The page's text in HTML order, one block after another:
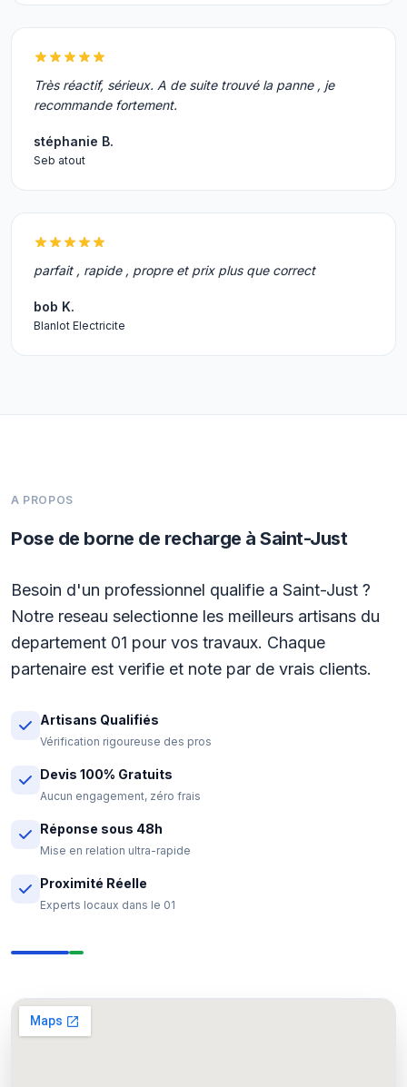
Très réactif, sérieux. A de suite trouvé la panne , je
recommande fortement.
stéphanie B.
Seb atout
parfait , rapide , propre et prix plus que correct
bob K.
Blanlot Electricite
A PROPOS
Pose de borne de recharge à Saint-Just
Besoin d'un professionnel qualifie a Saint-Just ?
Notre reseau selectionne les meilleurs artisans du
departement 01 pour vos travaux. Chaque
partenaire est verifie et note par de vrais clients.
Artisans Qualifiés
Vérification rigoureuse des pros
Devis 100% Gratuits
Aucun engagement, zéro frais
Réponse sous 48h
Mise en relation ultra-rapide
Proximité Réelle
Experts locaux dans le 01